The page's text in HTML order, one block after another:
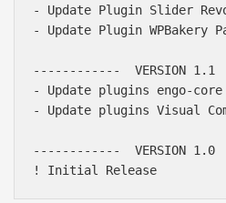
- Update Plugin Slider
- Update Plugin WPBakery
------------  VERSION
- Update plugins engo-core
- Update plugins Visual
------------  VERSION